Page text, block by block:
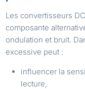
Les convertisseurs
composante
ondulation et bruit.
excessive peut :
influencer la
lecture,